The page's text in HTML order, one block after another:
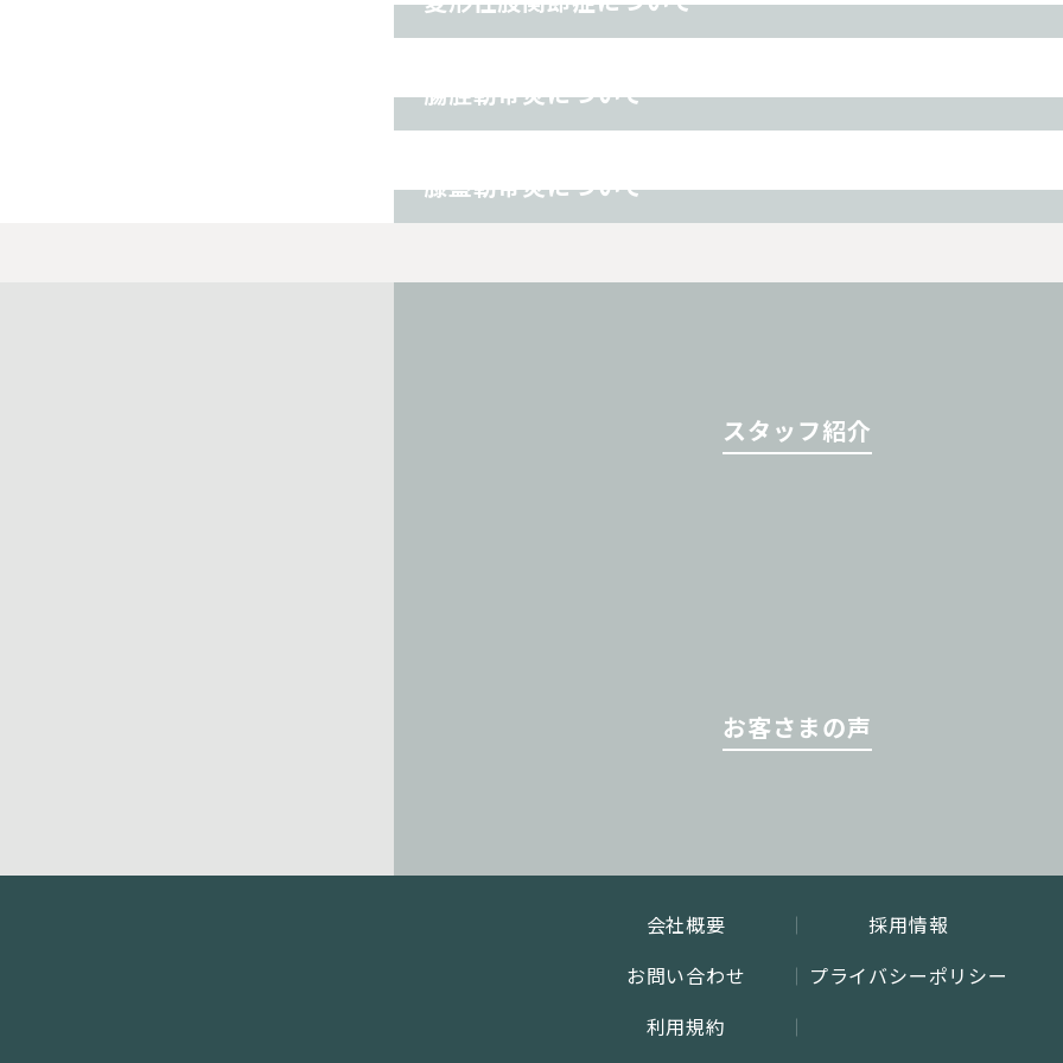
腸脛靭帯炎について
膝蓋靭帯炎について
スタッフ紹介
お客さまの声
会社概要
採用情報
お問い合わせ
プライバシーポリシー
利用規約